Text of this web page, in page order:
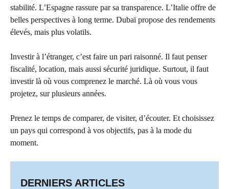
stabilité. L’Espagne rassure par sa transparence. L’Italie offre de
belles perspectives à long terme. Dubaï propose des rendements
élevés, mais plus volatils.
Investir à l’étranger, c’est faire un pari raisonné. Il faut penser
fiscalité, location, mais aussi sécurité juridique. Surtout, il faut
investir là où vous comprenez le marché. Là où vous vous
projetez, sur plusieurs années.
Prenez le temps de comparer, de visiter, d’écouter. Et choisissez
un pays qui correspond à vos objectifs, pas à la mode du
moment.
DERNIERS ARTICLES